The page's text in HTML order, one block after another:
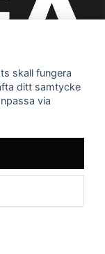
skall fungera
ditt samtycke
via